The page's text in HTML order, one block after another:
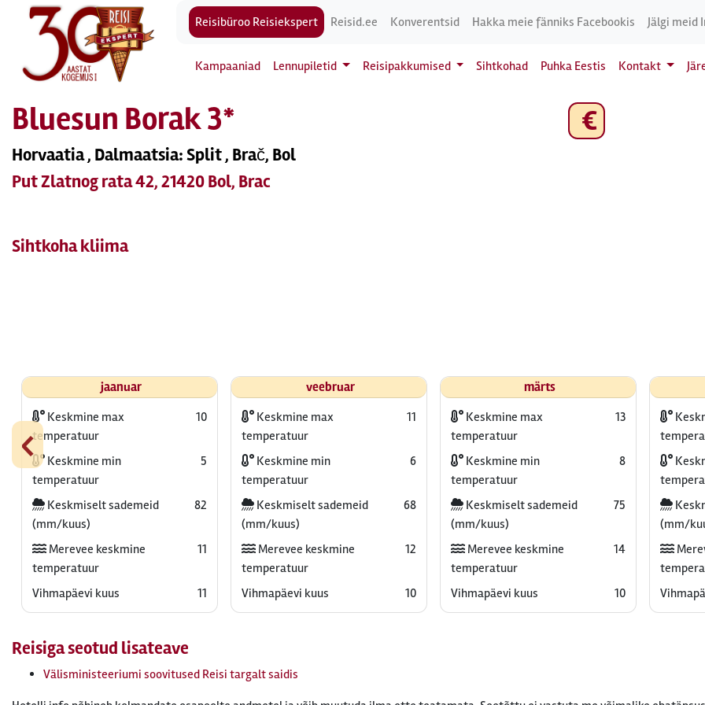
Reisibüroo Reisiekspert Reisid.ee Konverentsid Hakka meie fänniks Facebookis Jälgi meid
Kampaaniad Lennupiletid Reisipakkumised Sihtkohad Puhka Eestis Kontakt
Bluesun Borak 3*
Horvaatia , Dalmaatsia: Split , Brač, Bol
Put Zlatnog rata 42, 21420 Bol, Brac
€
Sihtkoha kliima
‹
jaanuar
Keskmine max
temperatuur
10
Keskmine min
temperatuur
5
Keskmiselt sademeid
(mm/kuus)
82
Merevee keskmine
temperatuur
11
Vihmapäevi kuus 11
veebruar
Keskmine max
temperatuur
11
Keskmine min
temperatuur
6
Keskmiselt sademeid
(mm/kuus)
68
Merevee keskmine
temperatuur
12
Vihmapäevi kuus 10
märts
Keskmine max
temperatuur
13
Keskmine min
temperatuur
8
Keskmiselt sademeid
(mm/kuus)
75
Merevee keskmine
temperatuur
14
Vihmapäevi kuus 10
(mm/
Reisiga seotud lisateave
Välisministeeriumi soovitused Reisi targalt saidis